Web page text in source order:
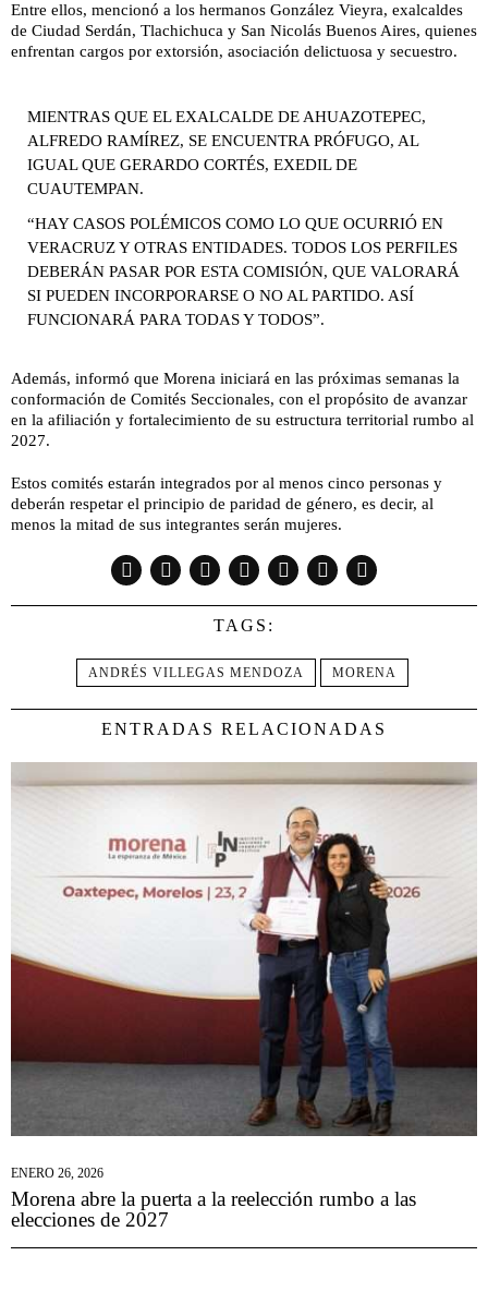
Entre ellos, mencionó a los hermanos González Vieyra, exalcaldes
de Ciudad Serdán, Tlachichuca y San Nicolás Buenos Aires, quienes
enfrentan cargos por extorsión, asociación delictuosa y secuestro.
MIENTRAS QUE EL EXALCALDE DE AHUAZOTEPEC,
ALFREDO RAMÍREZ, SE ENCUENTRA PRÓFUGO, AL
IGUAL QUE GERARDO CORTÉS, EXEDIL DE
CUAUTEMPAN.
“HAY CASOS POLÉMICOS COMO LO QUE OCURRIÓ EN
VERACRUZ Y OTRAS ENTIDADES. TODOS LOS PERFILES
DEBERÁN PASAR POR ESTA COMISIÓN, QUE VALORARÁ
SI PUEDEN INCORPORARSE O NO AL PARTIDO. ASÍ
FUNCIONARÁ PARA TODAS Y TODOS”.
Además, informó que Morena iniciará en las próximas semanas la
conformación de Comités Seccionales, con el propósito de avanzar
en la afiliación y fortalecimiento de su estructura territorial rumbo al
2027.
Estos comités estarán integrados por al menos cinco personas y
deberán respetar el principio de paridad de género, es decir, al
menos la mitad de sus integrantes serán mujeres.
TAGS:
ANDRÉS VILLEGAS MENDOZA MORENA
ENTRADAS RELACIONADAS
ENERO 26, 2026
Morena abre la puerta a la reelección rumbo a las
elecciones de 2027